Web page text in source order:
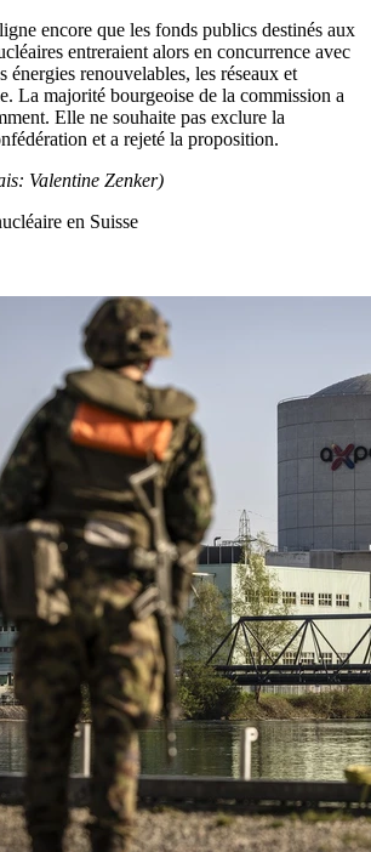
encore que les fonds publics destinés aux
entreraient alors en concurrence avec
énergies renouvelables, les réseaux et
La majorité bourgeoise de la commission a
Elle ne souhaite pas exclure la
et a rejeté la proposition.
Valentine Zenker)
en Suisse